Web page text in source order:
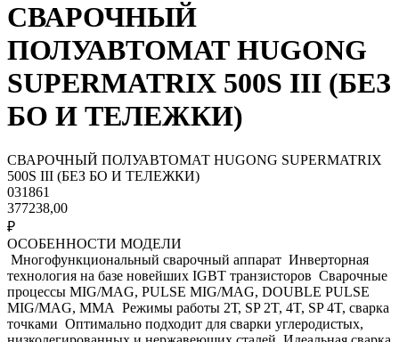
СВАРОЧНЫЙ
ПОЛУАВТОМАТ HUGONG
SUPERMATRIX 500S III (БЕЗ
БО И ТЕЛЕЖКИ)
СВАРОЧНЫЙ ПОЛУАВТОМАТ HUGONG SUPERMATRIX
500S III (БЕЗ БО И ТЕЛЕЖКИ)
031861
377238,00
₽
ОСОБЕННОСТИ МОДЕЛИ
Многофункциональный сварочный аппарат Инверторная
технология на базе новейших IGBT транзисторов Сварочные
процессы MIG/MAG, PULSE MIG/MAG, DOUBLE PULSE
MIG/MAG, MMA Режимы работы 2Т, SP 2T, 4T, SP 4T, сварка
точками Оптимально подходит для сварки углеродистых,